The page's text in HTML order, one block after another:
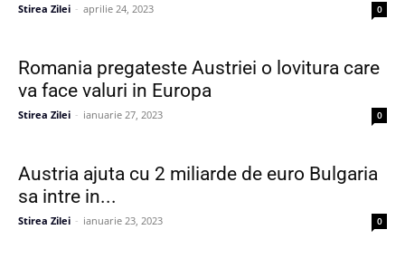
Stirea Zilei - aprilie 24, 2023 0
Romania pregateste Austriei o lovitura care
va face valuri in Europa
Stirea Zilei - ianuarie 27, 2023 0
Austria ajuta cu 2 miliarde de euro Bulgaria
sa intre in...
Stirea Zilei - ianuarie 23, 2023 0